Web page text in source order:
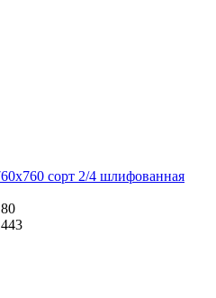
сорт 2/4 шлифованная
80